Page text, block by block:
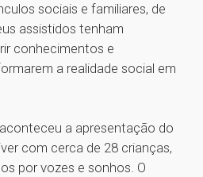
sociais e familiares, de
assistidos tenham
conhecimentos e
a realidade social em
a apresentação do
com cerca de 28 crianças,
por vozes e sonhos. O